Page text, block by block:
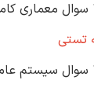
100 سوال معماری
تستی